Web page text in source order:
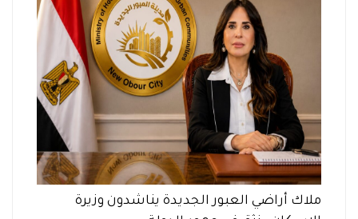
ملاك أراضي العبور الجديدة يناشدون وزيرة